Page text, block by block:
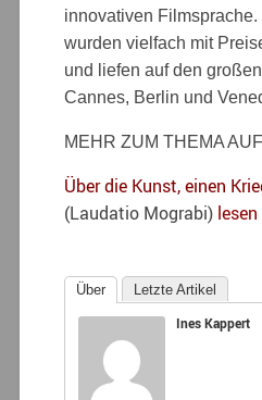
innovativen
wurden vielfach mit
und liefen auf den
Cannes, Berlin und
MEHR ZUM THEMA
Über die Kunst, einen
(Laudatio Mograbi) lesen
Über Letzte Artikel
Ines Kappert